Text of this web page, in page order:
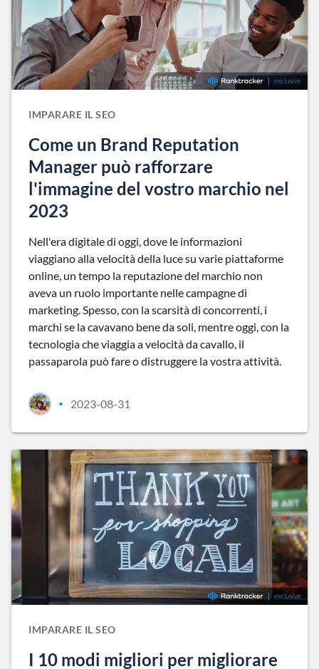
IMPARARE IL SEO
Come un Brand Reputation
Manager può rafforzare
l'immagine del vostro marchio nel
2023
Nell'era digitale di oggi, dove le informazioni
viaggiano alla velocità della luce su varie piattaforme
online, un tempo la reputazione del marchio non
aveva un ruolo importante nelle campagne di
marketing. Spesso, con la scarsità di concorrenti, i
marchi se la cavavano bene da soli, mentre oggi, con la
tecnologia che viaggia a velocità da cavallo, il
passaparola può fare o distruggere la vostra attività.
• 2023-08-31
IMPARARE IL SEO
I 10 modi migliori per migliorare